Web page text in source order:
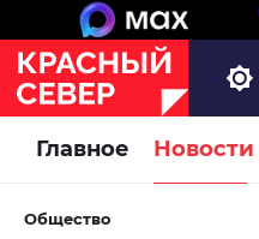
Главное Новости
Общество